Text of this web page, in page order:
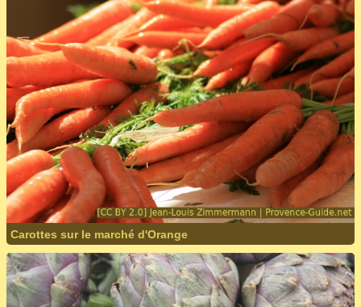
Carottes sur le marché d'Orange